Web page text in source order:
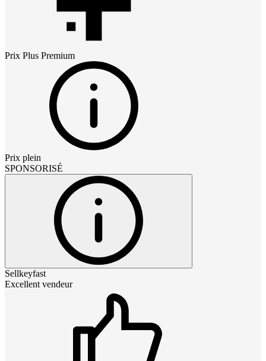
Prix Plus Premium
Prix plein
SPONSORISÉ
Sellkeyfast
Excellent vendeur